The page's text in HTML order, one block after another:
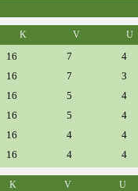
K V U
16 7
4
16 7
3
16 5
4
16 5
4
16 4
4
16 4 4
K V U